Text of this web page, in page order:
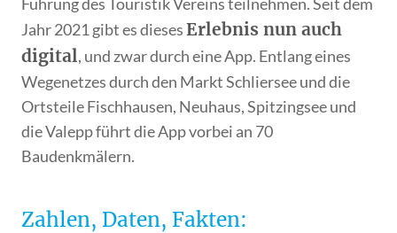
Jahr 2021 gibt es diesesErlebnis nun auch
digital, und zwar durch eine App. Entlang eines
Wegenetzes durch den Markt Schliersee und die
Ortsteile Fischhausen, Neuhaus, Spitzingsee und
die Valepp führt die App vorbei an 70
Baudenkmälern.
Zahlen, Daten, Fakten: